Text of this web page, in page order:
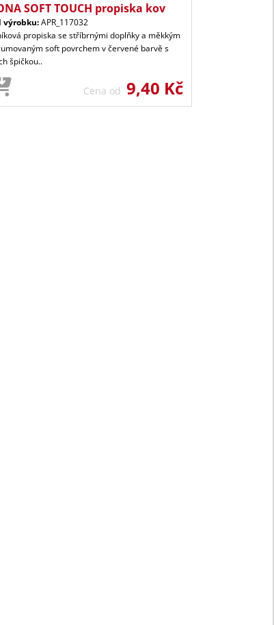
SOFT TOUCH propiska kov
výrobku:APR_117032
propiska se stříbrnými doplňky a měkkým
soft povrchem v červené barvě s
špičkou..
Cena od 9,40 Kč